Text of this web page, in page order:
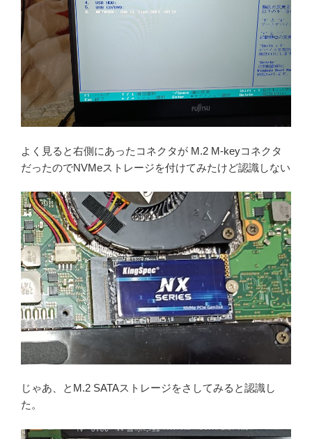
よく見ると右側にあったコネクタが M.2 M-keyコネクタ
だったのでNVMeストレージを付けてみたけど認識しない
じゃあ、とM.2 SATAストレージをさしてみると認識し
た。